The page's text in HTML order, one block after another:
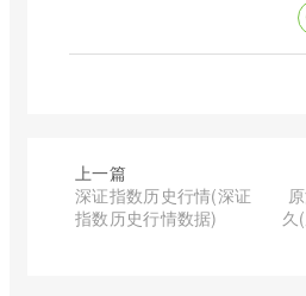
上一篇
深证指数历史行情(深证
指数历史行情数据)
久